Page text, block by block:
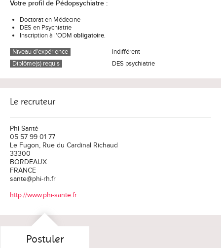
Votre profil de Pédopsychiatre :
Doctorat en Médecine
DES en Psychiatrie
Inscription à l'ODM obligatoire.
Niveau d'expérience
Indifférent
Diplôme(s) requis
DES psychiatrie
Le recruteur
Phi Santé
05 57 99 01 77
Le Fugon, Rue du Cardinal Richaud
33300
BORDEAUX
FRANCE
sante@phi-rh.fr
http://www.phi-sante.fr
Postuler